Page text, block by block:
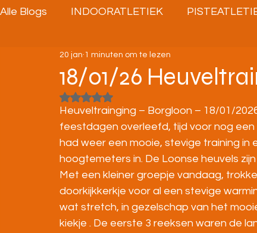
Alle Blogs INDOORATLETIEK
STRATENLOPEN JEUGD/ONDERBOUW
KAMPIOENSCHAPPEN
18/01/26
20 jan 1 minuten om te lezen
Beoordeeld met NaN uit 5 sterren.
Heuveltrainging – Borgloon – 18/01/
feestdagen overleefd, tijd voor nog een
had weer een mooie, stevige training
hoogtemeters in. De Loonse heuvels
Met een kleiner groepje vandaag,
doorkijkkerkje voor al een stevige
wat stretch, in gezelschap van het
kiekje . De eerste 3 reeksen waren de